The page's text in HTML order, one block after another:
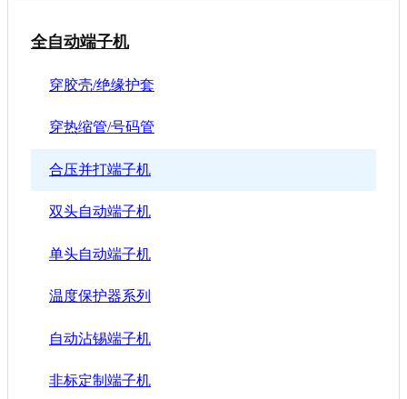
全自动端子机
穿胶壳/绝缘护套
穿热缩管/号码管
合压并打端子机
双头自动端子机
单头自动端子机
温度保护器系列
自动沾锡端子机
非标定制端子机